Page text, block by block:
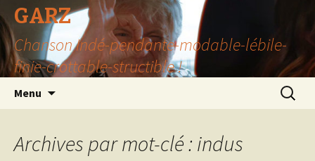
GARZ
Chanson Indé-pendante-modable-lébile-
finie-crottable-structible !
Menu
Archives par mot-clé : indus